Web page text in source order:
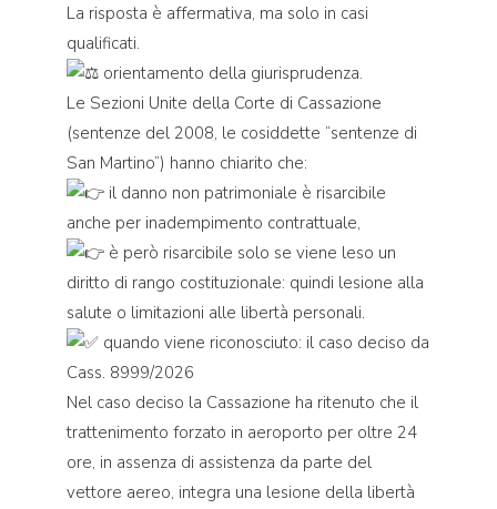
La risposta è affermativa, ma solo in casi
qualificati.
orientamento della giurisprudenza.
Le Sezioni Unite della Corte di Cassazione
(sentenze del 2008, le cosiddette “sentenze di
San Martino”) hanno chiarito che:
il danno non patrimoniale è risarcibile
anche per inadempimento contrattuale,
è però risarcibile solo se viene leso un
diritto di rango costituzionale: quindi lesione alla
salute o limitazioni alle libertà personali.
quando viene riconosciuto: il caso deciso da
Cass. 8999/2026
Nel caso deciso la Cassazione ha ritenuto che il
trattenimento forzato in aeroporto per oltre 24
ore, in assenza di assistenza da parte del
vettore aereo, integra una lesione della libertà